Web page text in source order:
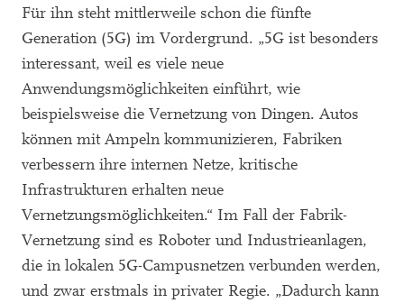
Für ihn steht mittlerweile schon die fünfte
Generation (5G) im Vordergrund. „5G ist besonders
interessant, weil es viele neue
Anwendungsmöglichkeiten einführt, wie
beispielsweise die Vernetzung von Dingen. Autos
können mit Ampeln kommunizieren, Fabriken
verbessern ihre internen Netze, kritische
Infrastrukturen erhalten neue
Vernetzungsmöglichkeiten.“ Im Fall der Fabrik-
Vernetzung sind es Roboter und Industrieanlagen,
die in lokalen 5G-Campusnetzen verbunden werden,
und zwar erstmals in privater Regie. „Dadurch kann